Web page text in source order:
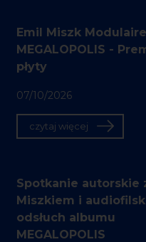
Emil Miszk
MEGALOPOLIS -
płyty
07/10/2026
czytaj więcej
Spotkanie autorskie
Miszkiem i
odsłuch albumu
MEGALOPOLIS